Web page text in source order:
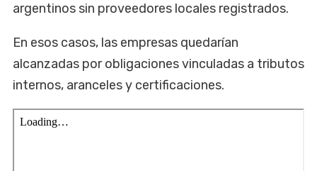
argentinos sin proveedores locales registrados.
En esos casos, las empresas quedarían
alcanzadas por obligaciones vinculadas a tributos
internos, aranceles y certificaciones.